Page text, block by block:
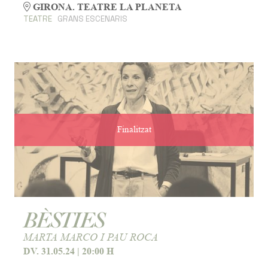
GIRONA. TEATRE LA PLANETA
TEATRE GRANS ESCENARIS
Finalitzat
BÈSTIES
MARTA MARCO I PAU ROCA
DV. 31.05.24 | 20:00 H